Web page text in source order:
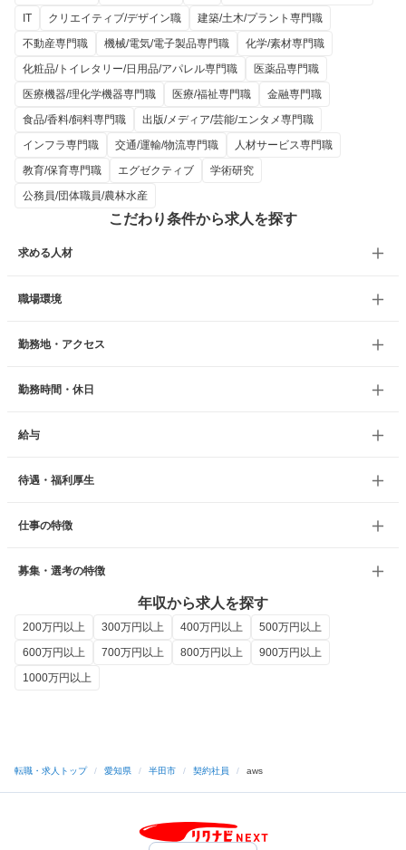
IT
クリエイティブ/デザイン職
建築/土木/プラント専門職
不動産専門職
機械/電気/電子製品専門職
化学/素材専門職
化粧品/トイレタリー/日用品/アパレル専門職
医薬品専門職
医療機器/理化学機器専門職
医療/福祉専門職
金融専門職
食品/香料/飼料専門職
出版/メディア/芸能/エンタメ専門職
インフラ専門職
交通/運輸/物流専門職
人材サービス専門職
教育/保育専門職
エグゼクティブ
学術研究
公務員/団体職員/農林水産
こだわり条件から求人を探す
求める人材
職場環境
勤務地・アクセス
勤務時間・休日
給与
待遇・福利厚生
仕事の特徴
募集・選考の特徴
年収から求人を探す
200万円以上 300万円以上 400万円以上
500万円以上
600万円以上
700万円以上 800万円以上
900万円以上
1000万円以上
転職・求人トップ / 愛知県 / 半田市 / 契約社員 / aws